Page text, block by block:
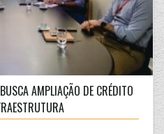
AMPLIAÇÃO DE CRÉDITO